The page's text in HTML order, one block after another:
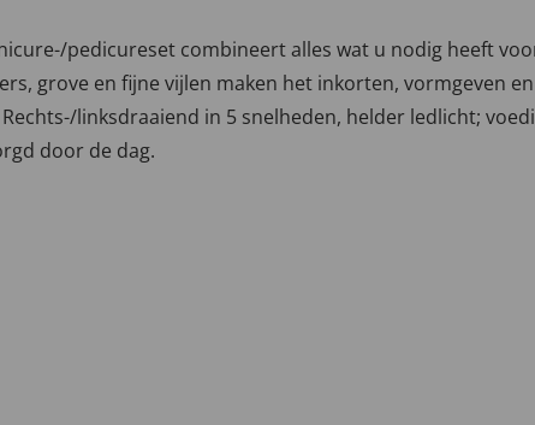
pedicureset combineert alles wat u nodig heeft
grove en fijne vijlen maken het inkorten, vormgeven
linksdraaiend in 5 snelheden, helder ledlicht;
door de dag.